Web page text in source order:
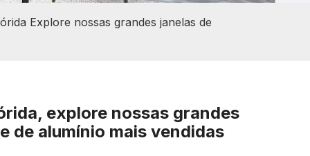
Explore nossas grandes janelas de
explore nossas grandes
de alumínio mais vendidas